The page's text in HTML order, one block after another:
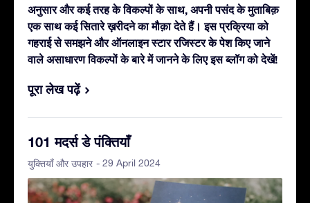
अनुसार और कई तरह के विकल्पों के साथ, अपनी पसंद के मुताबिक़
एक साथ कई सितारे ख़रीदने का मौक़ा देते हैं। इस प्रक्रिया को
गहराई से समझने और ऑनलाइन स्टार रजिस्टर के पेश किए जाने
वाले असाधारण विकल्पों के बारे में जानने के लिए इस ब्लॉग को देखें!
पूरा लेख पढ़ें
101 मदर्स डे पंक्तियाँ
युक्तियाँ और उपहार - 29 April 2024